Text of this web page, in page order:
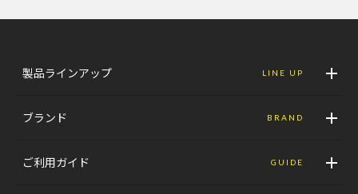
製品ラインアップ LINE UP
ブランド BRAND
ご利用ガイド GUIDE